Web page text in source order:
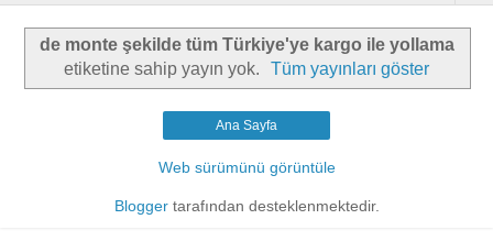
de monte şekilde tüm Türkiye'ye kargo ile yollama
etiketine sahip yayın yok.
Tüm yayınları göster
Ana Sayfa
Web sürümünü görüntüle
Bloggertarafından desteklenmektedir.